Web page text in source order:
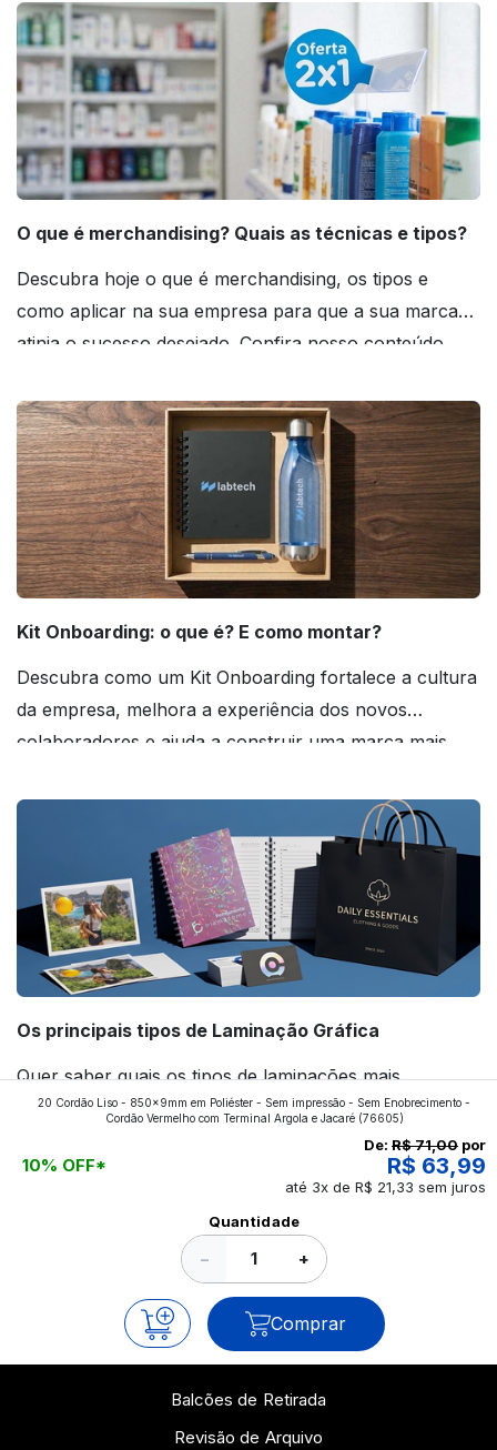
O que é merchandising? Quais as técnicas e tipos?
Descubra hoje o que é merchandising, os tipos e
como aplicar na sua empresa para que a sua marca
atinja o sucesso desejado. Confira nosso conteúdo
Kit Onboarding: o que é? E como montar?
Descubra como um Kit Onboarding fortalece a cultura
da empresa, melhora a experiência dos novos
colaboradores e ajuda a construir uma marca mais
Os principais tipos de Laminação Gráfica
Quer saber quais os tipos de laminações mais
aplicados nos impressos da gráfica FuturaIM? Então,
continue a leitura que vamos revelar para você!
20 Cordão Liso - 850x9mm em Poliéster - Sem impressão - Sem Enobrecimento -
Cordão Vermelho com Terminal Argola e Jacaré(76605)
10% OFF*
De: R$ 71,00 por
R$ 63,99
até 3x de R$ 21,33 sem juros
Quantidade
− +
Comprar
Balcões de Retirada
Revisão de Arquivo